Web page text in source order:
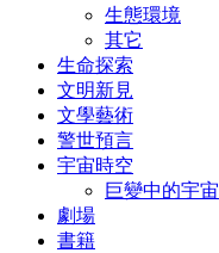
生態環境
其它
生命探索
文明新見
文學藝術
警世預言
宇宙時空
巨變中的宇宙
劇場
書籍